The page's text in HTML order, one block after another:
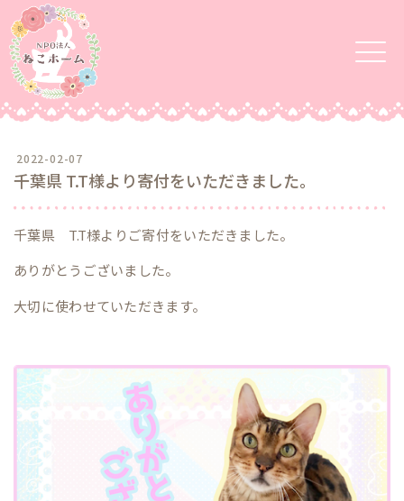
2022-02-07
千葉県 T.T様より寄付をいただきました。
千葉県 T.T様よりご寄付をいただきました。
ありがとうございました。
大切に使わせていただきます。